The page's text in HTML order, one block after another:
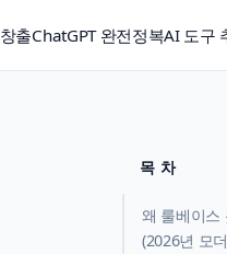
출ChatGPT 완전정복AI 도구
목 차
왜 룰베이스
(2026년 모